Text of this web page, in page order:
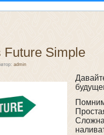
Simple
admin